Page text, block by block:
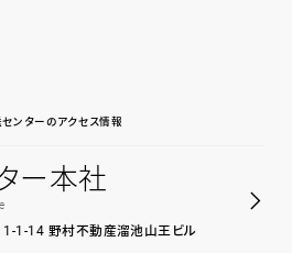
ンターのアクセス情報
ー本社
1-14 野村不動産溜池山王ビル